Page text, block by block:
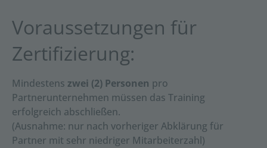
Voraussetzungen für
Zertifizierung:
Mindestens zwei (2) Personen pro
Partnerunternehmen müssen das Training
erfolgreich abschließen.
(Ausnahme: nur nach vorheriger Abklärung für
Partner mit sehr niedriger Mitarbeiterzahl)